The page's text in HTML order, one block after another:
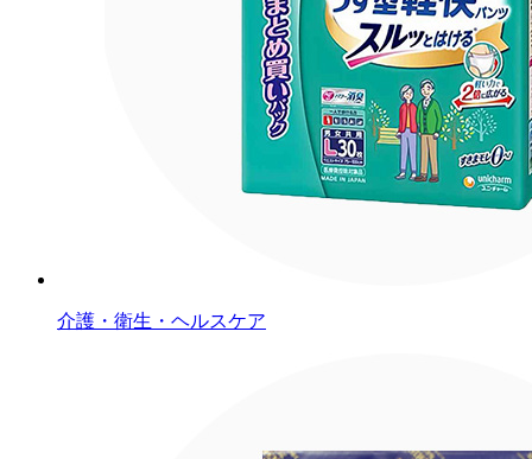
介護・衛生・ヘルスケア